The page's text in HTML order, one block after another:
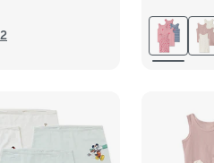
110/116